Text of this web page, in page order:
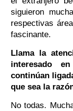
siguieron
respectivas
fascinante.
Llama la
interesado
continúan
que sea la
No todas.